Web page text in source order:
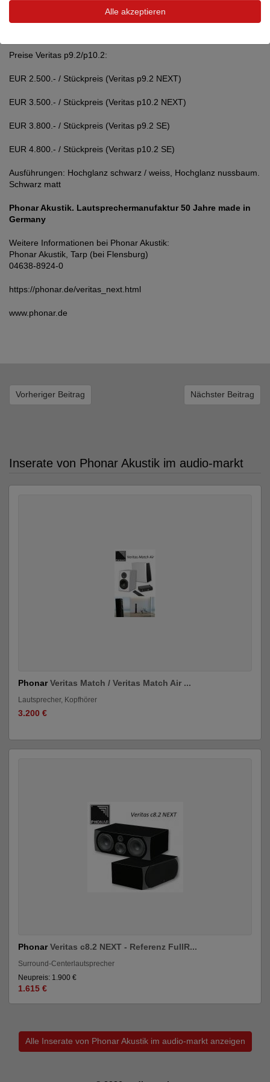
D Áppolito-Anordnung für herausragend stabile
Preise Veritas p9.2/p10.2:
EUR 2.500.- / Stückpreis (Veritas p9.2 NEXT)
EUR 3.500.- / Stückpreis (Veritas p10.2 NEXT)
EUR 3.800.- / Stückpreis (Veritas p9.2 SE)
EUR 4.800.- / Stückpreis (Veritas p10.2 SE)
Ausführungen: Hochglanz schwarz / weiss, Hochglanz nussbaum.
Schwarz matt
Phonar Akustik. Lautsprechermanufaktur 50 Jahre made in
Germany
Weitere Informationen bei Phonar Akustik:
Phonar Akustik, Tarp (bei Flensburg)
04638-8924-0
https://phonar.de/veritas_next.html
www.phonar.de
Vorheriger Beitrag Nächster Beitrag
Inserate von Phonar Akustik im audio-markt
PhonarVeritas Match / Veritas Match Air ...
Lautsprecher, Kopfhörer
3.200 €
PhonarVeritas c8.2 NEXT - Referenz FullR...
Surround-Centerlautsprecher
Neupreis: 1.900 €
1.615 €
Alle Inserate von Phonar Akustik im audio-markt anzeigen
Alle akzeptieren